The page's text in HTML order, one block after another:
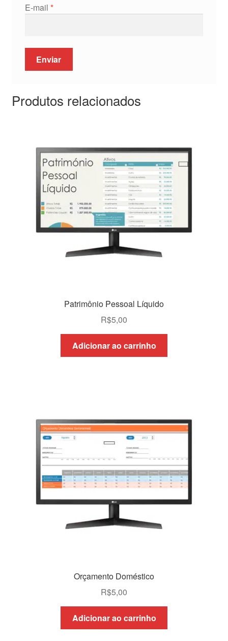
E-mail *
Produtos relacionados
Patrimônio Pessoal Líquido
R$5,00
Adicionar ao carrinho
Orçamento Doméstico
R$5,00
Adicionar ao carrinho